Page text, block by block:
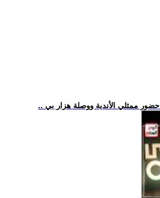
ممثلي الأندية ووصلة هزار بي